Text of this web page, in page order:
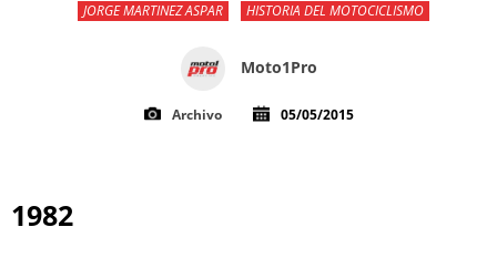
JORGE MARTINEZ ASPAR HISTORIA DEL MOTOCICLISMO
Moto1Pro
Archivo 05/05/2015
1982